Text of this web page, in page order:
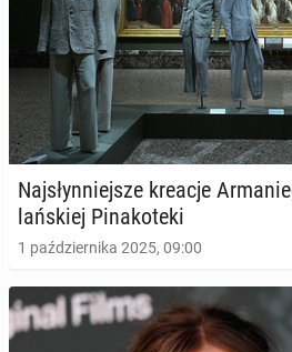
Syn Madonny za­de­biu­to­wał
No­wo­jor­skie­go Ty­go­dnia Mody
Naj­słyn­niej­sze kreacje
lań­skiej Pi­na­ko­te­ki
1 października 2025, 09:00